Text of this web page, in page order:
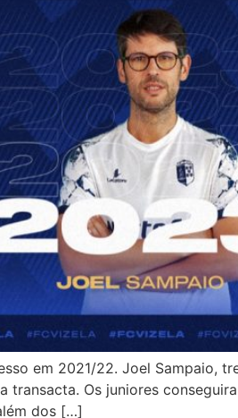
em 2021/22. Joel Sampaio,
Os juniores
dos […]